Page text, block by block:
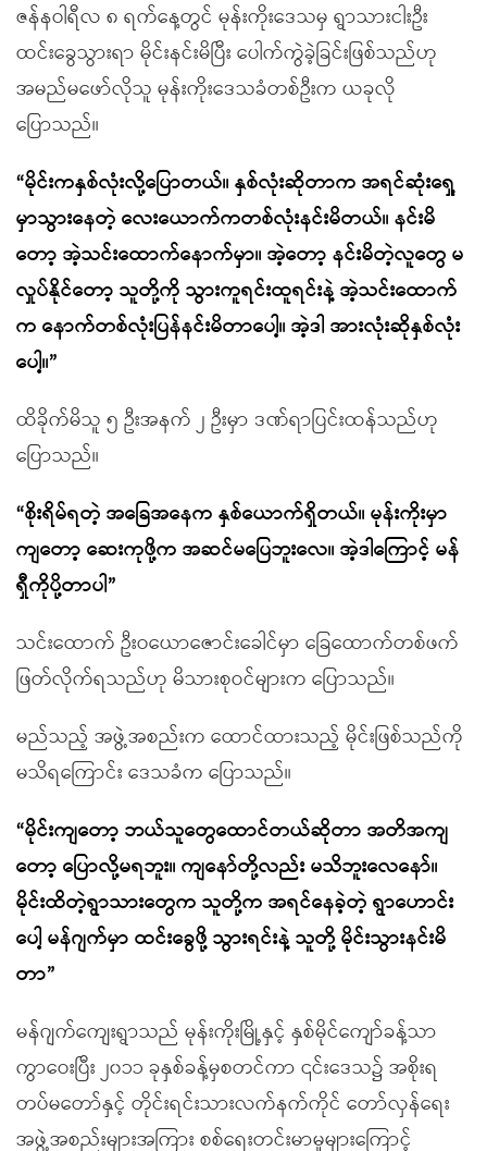
ဇန်နဝါရီလ ၈ ရက်နေ့တွင် မုန်းကိုးဒေသမှ ရွာသားငါးဦး
ထင်းခွေသွားရာ မိုင်းနင်းမိပြီး ပေါက်ကွဲခဲ့ခြင်းဖြစ်သည်ဟု
အမည်မဖော်လိုသူ မုန်းကိုးဒေသခံတစ်ဦးက ယခုလို
ပြောသည်။
“မိုင်းကနှစ်လုံးလို့ပြောတယ်။ နှစ်လုံးဆိုတာက အရင်ဆုံးရှေ့
မှာသွားနေတဲ့ လေးယောက်ကတစ်လုံးနင်းမိတယ်။ နင်းမိ
တော့ အဲ့သင်းထောက်နောက်မှာ။ အဲ့တော့ နင်းမိတဲ့လူတွေ မ
လှုပ်နိုင်တော့ သူတို့ကို သွားကူရင်းထူရင်းနဲ့ အဲ့သင်းထောက်
က နောက်တစ်လုံးပြန်နင်းမိတာပေါ့။ အဲ့ဒါ အားလုံးဆိုနှစ်လုံး
ပေါ့။”
ထိခိုက်မိသူ ၅ ဦးအနက် ၂ ဦးမှာ ဒဏ်ရာပြင်းထန်သည်ဟု
ပြောသည်။
“စိုးရိမ်ရတဲ့ အခြေအနေက နှစ်ယောက်ရှိတယ်။ မုန်းကိုးမှာ
ကျတော့ ဆေးကုဖို့က အဆင်မပြေဘူးလေ။ အဲ့ဒါကြောင့် မန်
ရှီကိုပို့တာပါ”
သင်းထောက် ဦးဝယောဇောင်းခေါင်မှာ ခြေထောက်တစ်ဖက်
ဖြတ်လိုက်ရသည်ဟု မိသားစုဝင်များက ပြောသည်။
မည်သည့် အဖွဲ့အစည်းက ထောင်ထားသည့် မိုင်းဖြစ်သည်ကို
မသိရကြောင်း ဒေသခံက ပြောသည်။
“မိုင်းကျတော့ ဘယ်သူတွေထောင်တယ်ဆိုတာ အတိအကျ
တော့ ပြောလို့မရဘူး။ ကျနော်တို့လည်း မသိဘူးလေနော်။
မိုင်းထိတဲ့ရွာသားတွေက သူတို့က အရင်နေခဲ့တဲ့ ရွာဟောင်း
ပေါ့ မန်ဂျက်မှာ ထင်းခွေဖို့ သွားရင်းနဲ့ သူတို့ မိုင်းသွားနင်းမိ
တာ”
မန်ဂျက်ကျေးရွာသည် မုန်းကိုးမြို့နှင့် နှစ်မိုင်ကျော်ခန့်သာ
ကွာဝေးပြီး ၂၀၁၁ ခုနှစ်ခန့်မှစတင်ကာ ၎င်းဒေသ၌ အစိုးရ
တပ်မတော်နှင့် တိုင်းရင်းသားလက်နက်ကိုင် တော်လှန်ရေး
အဖွဲ့အစည်းများအကြား စစ်ရေးတင်းမာမှုများကြောင့်